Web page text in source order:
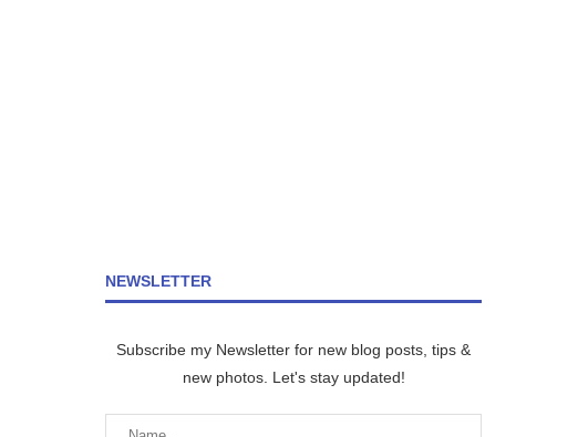
NEWSLETTER
Subscribe my Newsletter for new blog posts, tips &
new photos. Let's stay updated!